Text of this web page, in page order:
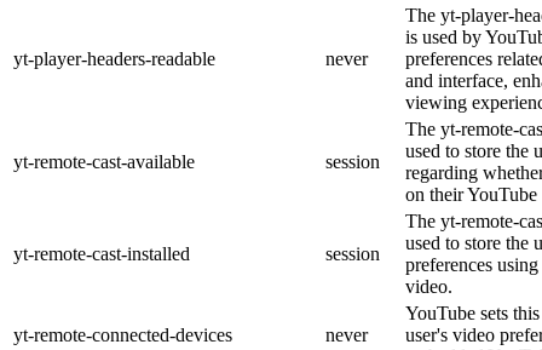
yt-player-headers-readable never
The yt-player-
is used by
preferences
and interface,
viewing
yt-remote-cast-available session
The yt-remote-
used to store the
regarding
on their
yt-remote-cast-installed session
The yt-remote-
used to store the
preferences
video.
yt-remote-connected-devices never
YouTube sets
user's video